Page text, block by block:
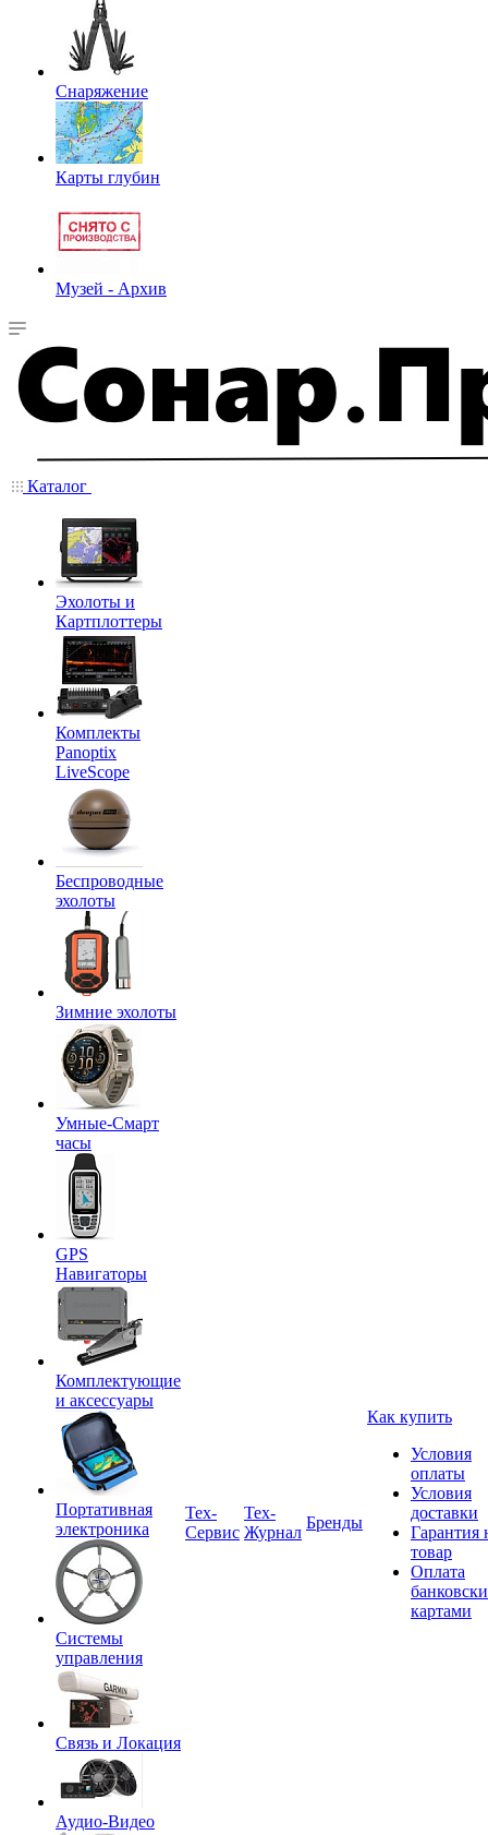
Снаряжение
Карты глубин
Музей - Архив
Каталог
Эхолоты и
Картплоттеры
Комплекты
Panoptix
LiveScope
Беспроводные
эхолоты
Зимние эхолоты
Умные-Смарт
часы
GPS
Навигаторы
Комплектующие
и аксессуары
Портативная
электроника
Системы
управления
Связь и Локация
Аудио-Видео
Tex-
Сервис
Тех-
Журнал
Бренды
Как купить
Условия
оплаты
Условия
доставки
Гарантия
товар
Оплата
картами